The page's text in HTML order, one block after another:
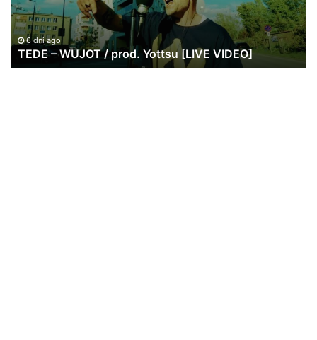
[LIVE
VIDEO]
6 dni ago
TEDE – WUJOT / prod. Yottsu [LIVE VIDEO]
|
20
lat